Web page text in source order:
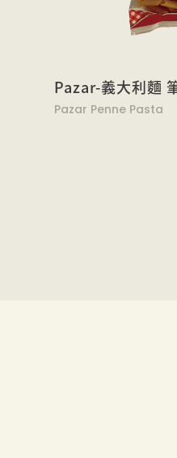
Pazar-義大利麵
Pazar Penne Pasta